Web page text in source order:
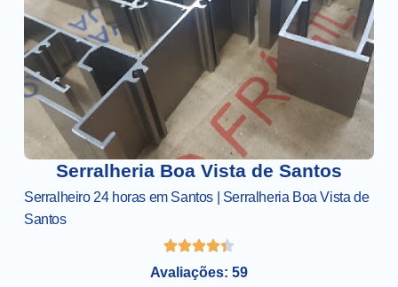
Serralheria Boa Vista de Santos
Serralheiro 24 horas em Santos | Serralheria Boa Vista de
Santos
Avaliações: 59